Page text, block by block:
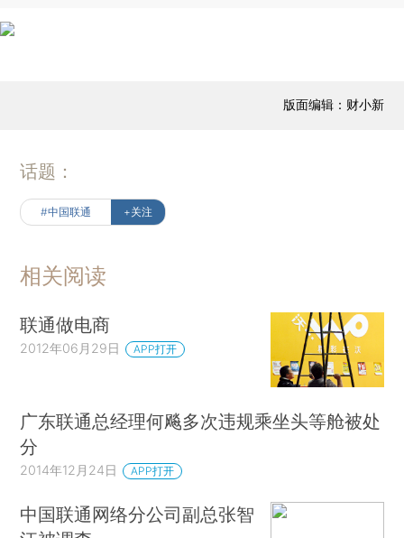
版面编辑：财小新
话题：
#中国联通 +关注
相关阅读
联通做电商
2012年06月29日 APP打开
广东联通总经理何飚多次违规乘坐头等舱被处
分
2014年12月24日 APP打开
中国联通网络分公司副总张智